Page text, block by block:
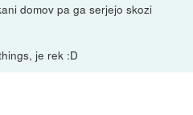
domov pa ga serjejo skozi
je rek :D